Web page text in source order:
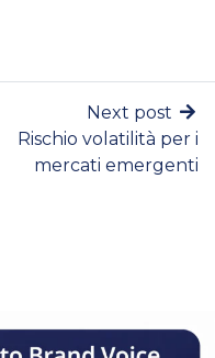
Next post
Rischio volatilità per i
mercati emergenti